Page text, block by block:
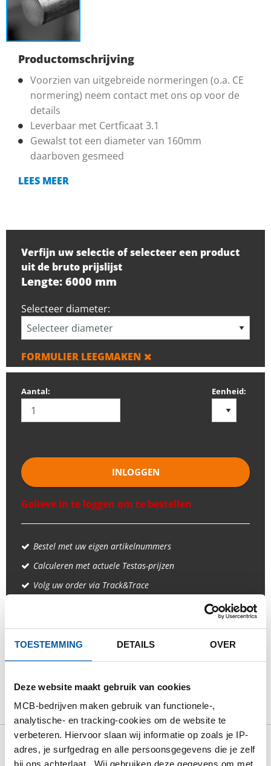
TOESTEMMING DETAILS OVER
Deze website maakt gebruik van cookies
MCB-bedrijven maken gebruik van functionele-,
analytische- en tracking-cookies om de website te
verbeteren. Hiervoor slaan wij informatie op zoals je IP-
adres, je surfgedrag en alle persoonsgegevens die je zelf
bij ons achterlaat. Wij gebruiken deze gegevens om met
Productomschrijving
Voorzien van uitgebreide normeringen (o.a. CE
normering) neem contact met ons op voor de
details
Leverbaar met Certficaat 3.1
Gewalst tot een diameter van 160mm
daarboven gesmeed
LEES MEER
Verfijn uw selectie of selecteer een product
uit de bruto prijslijst
Lengte: 6000 mm
Selecteer diameter:
FORMULIER LEEGMAKEN
Aantal: Eenheid:
INLOGGEN
Gelieve in te loggen om te bestellen
Bestel met uw eigen artikelnummers
Calculeren met actuele Testas-prijzen
Volg uw order via Track&Trace
PRODUCT
PRODUCT OMSCHRIJVING
BRUTO PRIJSLIJST
DOWNLOADS
SPECIFICATIES